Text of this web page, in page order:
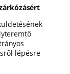
lépésre